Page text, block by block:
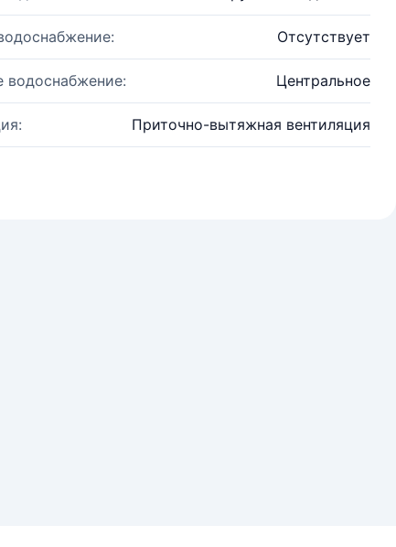
Отсутствует
водоснабжение: Центральное
Приточно-вытяжная вентиляция